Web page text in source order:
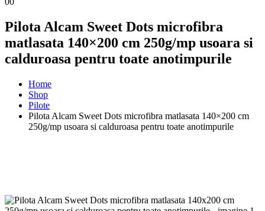
Pilota Alcam Sweet Dots microfibra
matlasata 140×200 cm 250g/mp usoara si
calduroasa pentru toate anotimpurile
Home
Shop
Pilote
Pilota Alcam Sweet Dots microfibra matlasata 140×200 cm
250g/mp usoara si calduroasa pentru toate anotimpurile